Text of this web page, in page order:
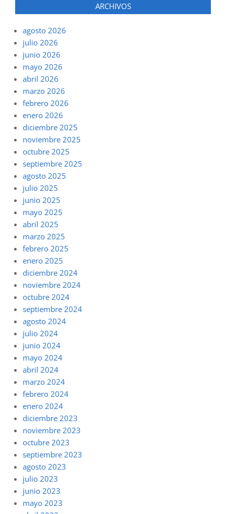
ARCHIVOS
agosto 2026
julio 2026
junio 2026
mayo 2026
abril 2026
marzo 2026
febrero 2026
enero 2026
diciembre 2025
noviembre 2025
octubre 2025
septiembre 2025
agosto 2025
julio 2025
junio 2025
mayo 2025
abril 2025
marzo 2025
febrero 2025
enero 2025
diciembre 2024
noviembre 2024
octubre 2024
septiembre 2024
agosto 2024
julio 2024
junio 2024
mayo 2024
abril 2024
marzo 2024
febrero 2024
enero 2024
diciembre 2023
noviembre 2023
octubre 2023
septiembre 2023
agosto 2023
julio 2023
junio 2023
mayo 2023